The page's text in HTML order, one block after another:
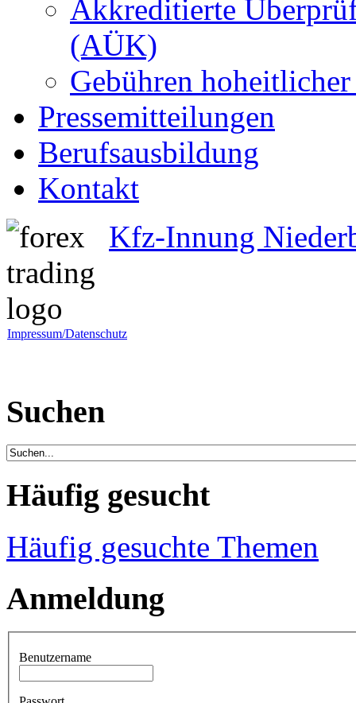
Akkreditierte
(AÜK)
Gebühren
Pressemitteilungen
Berufsausbildung
Kontakt
Kfz-Innung
Impressum/Datenschutz
Suchen
Häufig gesucht
Häufig gesuchte Themen
Anmeldung
Benutzername